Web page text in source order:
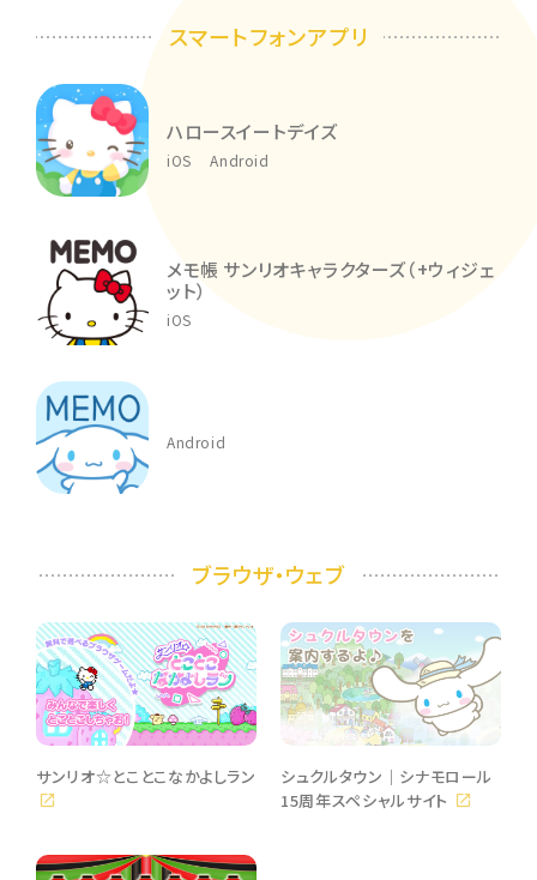
スマートフォンアプリ
ハロースイートデイズ
iOS Android
メモ帳 サンリオキャラクターズ（+ウィジェ
ット）
iOS
Android
ブラウザ・ウェブ
サンリオ☆とことこなかよしラン
シュクルタウン｜シナモロール
15周年スペシャルサイト